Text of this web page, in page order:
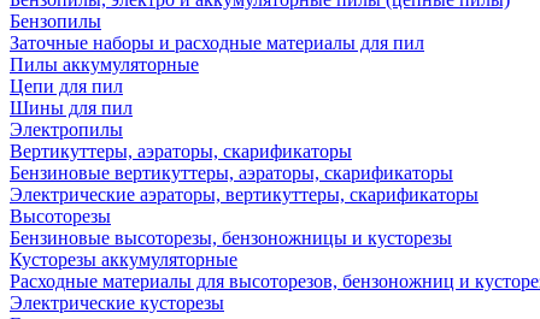
Бензопилы
Заточные наборы и расходные материалы для пил
Пилы аккумуляторные
Цепи для пил
Шины для пил
Электропилы
Вертикуттеры, аэраторы, скарификаторы
Бензиновые вертикуттеры, аэраторы, скарификаторы
Электрические аэраторы, вертикуттеры, скарификаторы
Высоторезы
Бензиновые высоторезы, бензоножницы и кусторезы
Кусторезы аккумуляторные
Расходные материалы для высоторезов, бензоножниц и
Электрические кусторезы